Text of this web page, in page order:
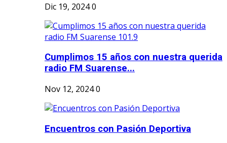
Dic 19, 20240
Cumplimos 15 años con nuestra querida
radio FM Suarense...
Nov 12, 20240
Encuentros con Pasión Deportiva